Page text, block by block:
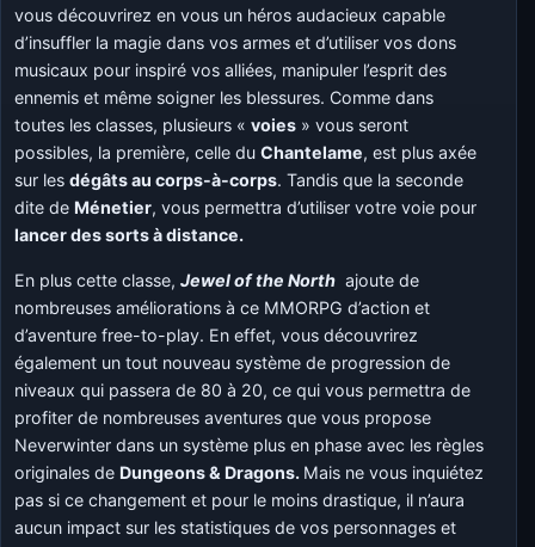
vous découvrirez en vous un héros audacieux capable
d’insuffler la magie dans vos armes et d’utiliser vos dons
musicaux pour inspiré vos alliées, manipuler l’esprit des
ennemis et même soigner les blessures. Comme dans
toutes les classes, plusieurs «voies » vous seront
possibles, la première, celle duChantelame, est plus axée
sur lesdégâts au corps-à-corps. Tandis que la seconde
dite de Ménetier, vous permettra d’utiliser votre voie pour
lancer des sorts à distance.
En plus cette classe,Jewel of the North ajoute de
nombreuses améliorations à ce MMORPG d’action et
d’aventure free-to-play. En effet, vous découvrirez
également un tout nouveau système de progression de
niveaux qui passera de 80 à 20, ce qui vous permettra de
profiter de nombreuses aventures que vous propose
Neverwinter dans un système plus en phase avec les règles
originales de Dungeons & Dragons. Mais ne vous inquiétez
pas si ce changement et pour le moins drastique, il n’aura
aucun impact sur les statistiques de vos personnages et